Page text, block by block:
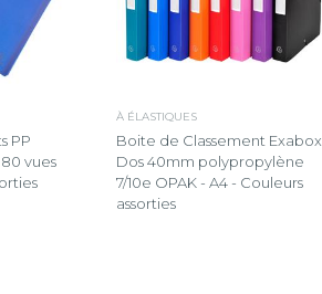
PP
vues
À ÉLASTIQUES
Boite de Classement Exabox
Dos 40mm polypropylène
7/10e OPAK - A4 - Couleurs
assorties